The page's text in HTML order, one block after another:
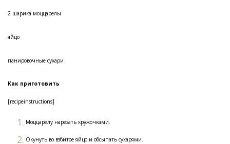
2 шарика моццарелы
яйцо
панировочные сухари
Как приготовить
[recipeinstructions]
Моццарелу нарезать кружочками.
Окунуть во взбитое яйцо и обсыпать сухарями.